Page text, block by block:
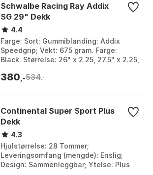
Schwalbe Racing Ray Addix
SG 29" Dekk
4.4
Farge: Sort; Gummiblanding: Addix
Speedgrip; Vekt: 675 gram. Farge:
Black. Størrelse: 26" x 2.25, 27.5" x 2.25,
380 ,-534,-
Continental Super Sport Plus
Dekk
4.3
Hjulstørrelse: 28 Tommer;
Leveringsomfang (mengde): Enslig;
Design: Sammenleggbar; Ytelse: Plus